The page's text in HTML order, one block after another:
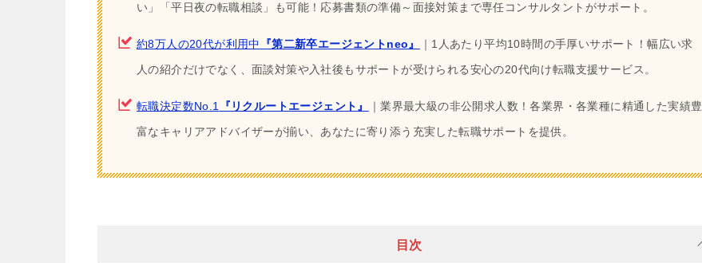
い」「平日夜の転職相談」も可能！応募書類の準備～面接対策まで専任コンサルタントがサポート。
約8万人の20代が利用中 『第二新卒エージェントneo』
｜1人あたり平均10時間の手厚いサポート！幅広い求
人の紹介だけでなく、面談対策や入社後もサポートが受けられる安心の20代向け転職支援サービス。
転職決定数No.1 『リクルートエージェント』
｜業界最大級の非公開求人数！各業界・各業種に精通した実績豊
富なキャリアアドバイザーが揃い、あなたに寄り添う充実した転職サポートを提供。
目次